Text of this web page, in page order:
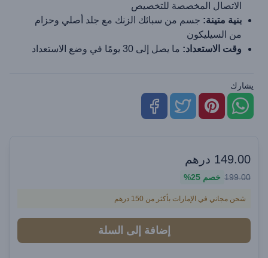
الاتصال المخصصة للتخصيص
بنية متينة: جسم من سبائك الزنك مع جلد أصلي وحزام
من السيليكون
وقت الاستعداد: ما يصل إلى 30 يومًا في وضع الاستعداد
يشارك
149.00 درهم
199.00 خصم 25%
شحن مجاني في الإمارات بأكثر من 150 درهم
إضافة إلى السلة